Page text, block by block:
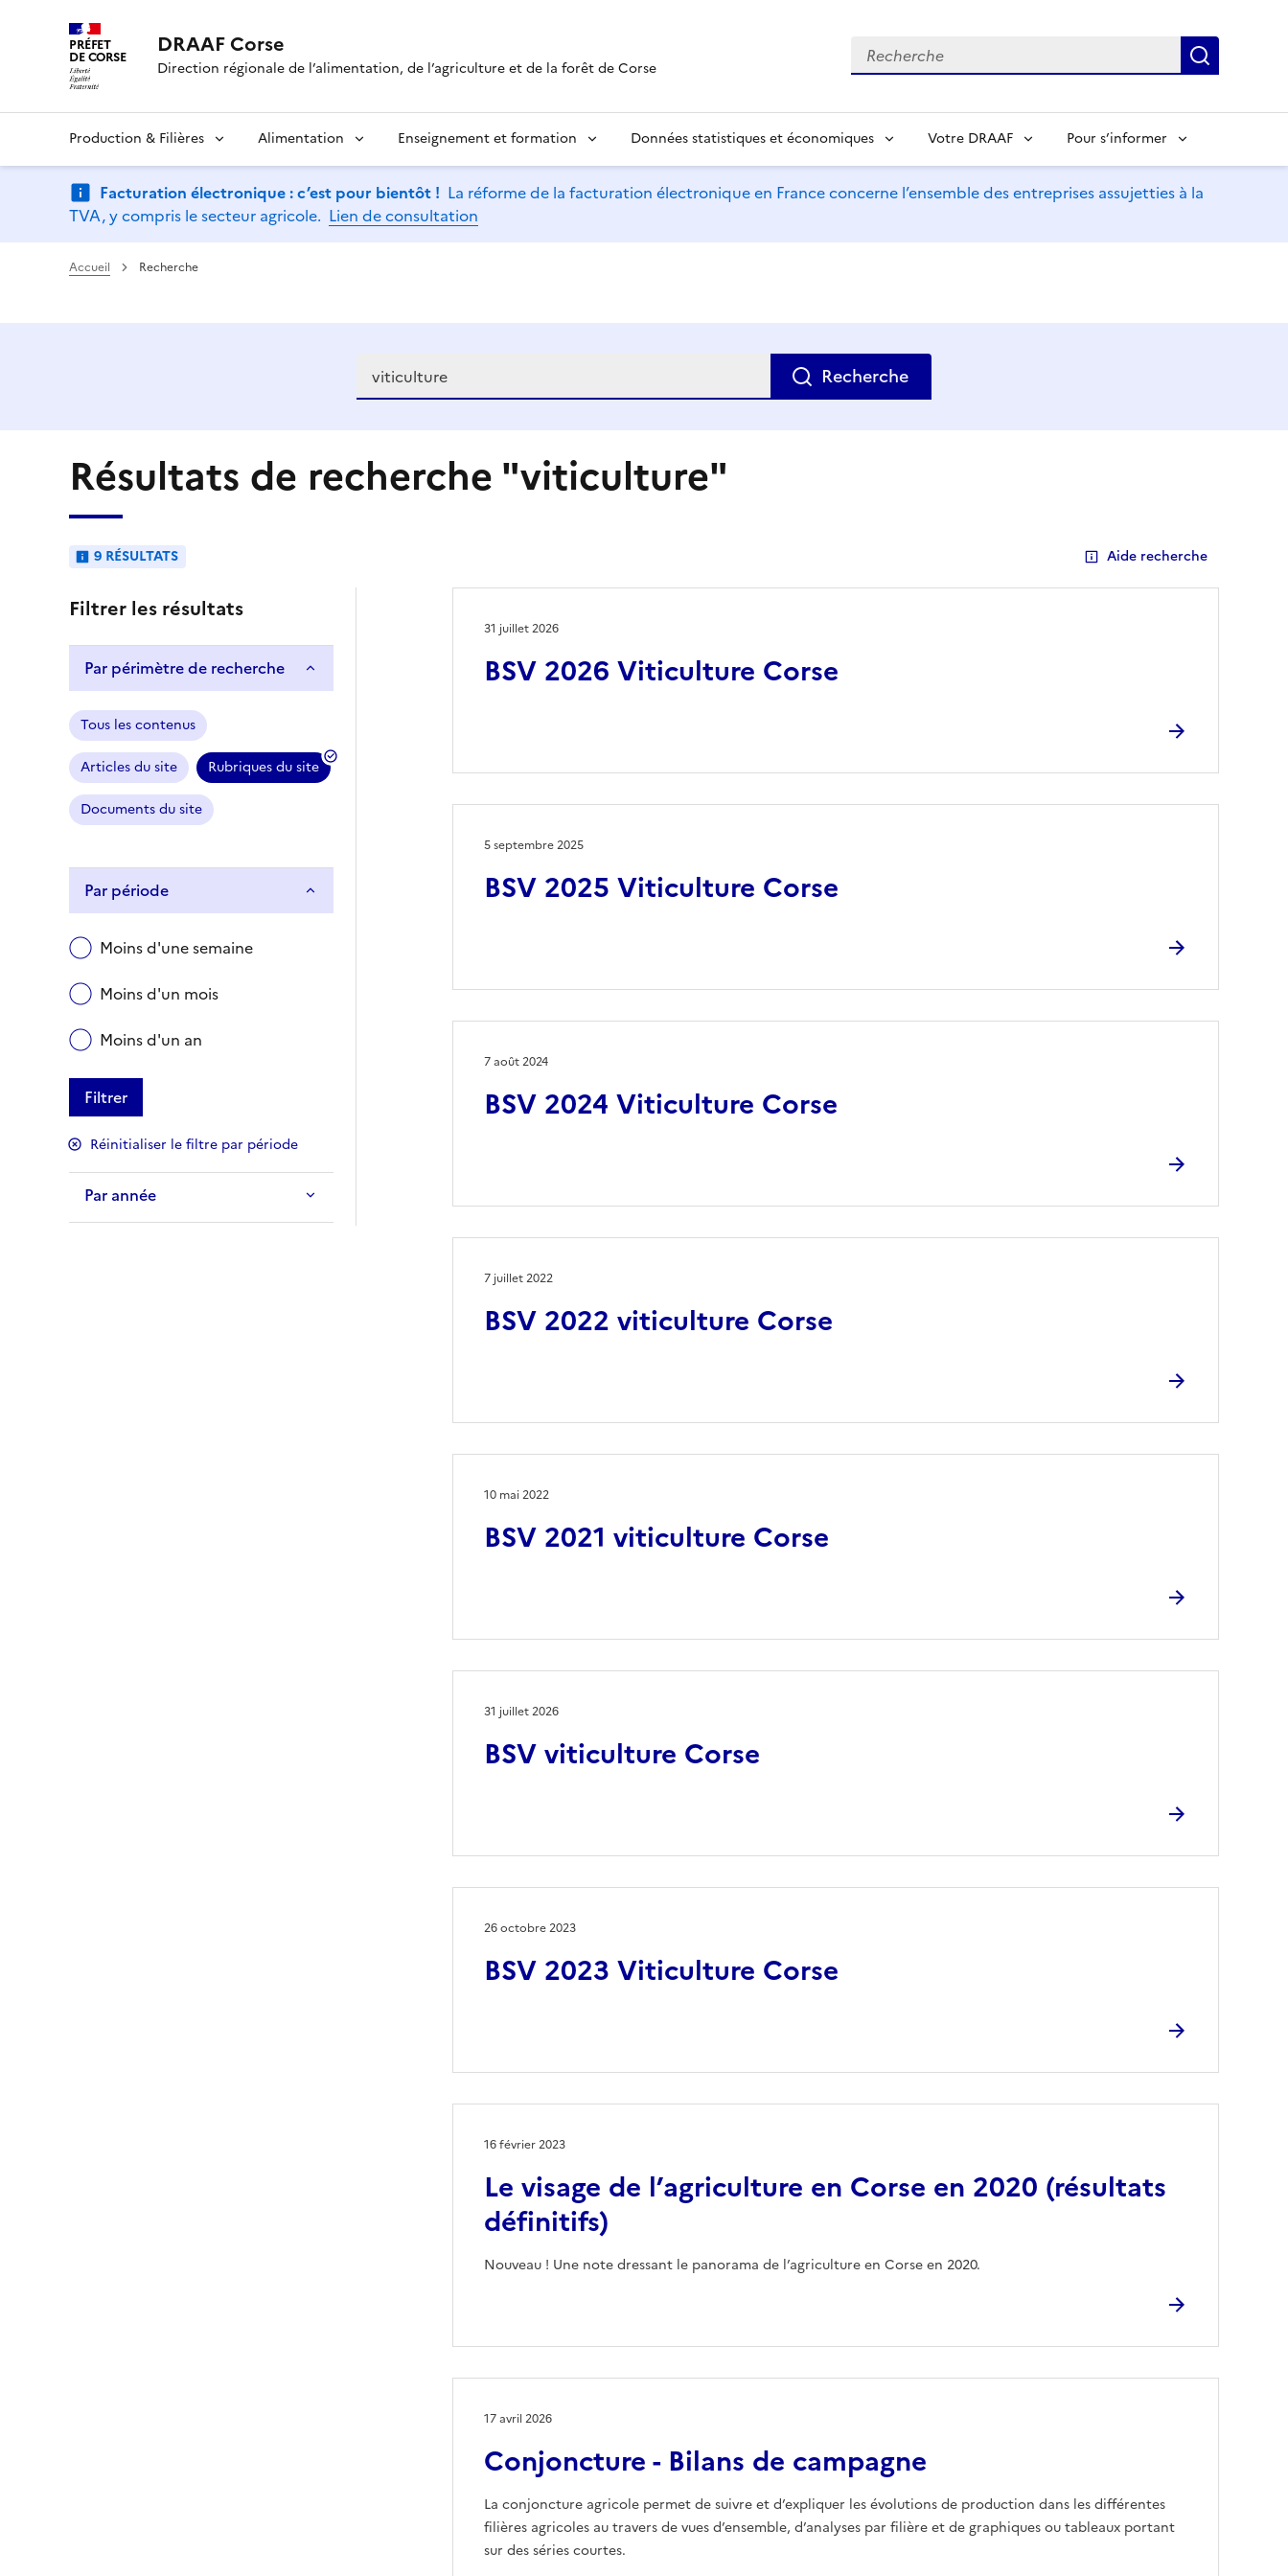
PRÉFET
DE CORSE DRAAF Corse
Direction régionale de l’alimentation, de l’agriculture et de la forêt de Corse
Recherche
Production & Filières Alimentation Enseignement et formation Données statistiques et économiques Votre DRAAF Pour s’informer
Facturation électronique : c’est pour bientôt ! La réforme de la facturation électronique en France concerne l’ensemble des entreprises assujetties à la
TVA, y compris le secteur agricole. Lien de consultation
Accueil Recherche
Recherche
Résultats de recherche "viticulture"
9 RÉSULTATS Aide recherche
Filtrer les résultats
Par périmètre de recherche
Tous les contenus
Articles du site Rubriques du site
Documents du site
Par période
Moins d'une semaine
Moins d'un mois
Moins d'un an
Filtrer
Réinitialiser le filtre par période
Par année
BSV 2026 Viticulture Corse
31 juillet 2026
BSV 2025 Viticulture Corse
5 septembre 2025
BSV 2024 Viticulture Corse
7 août 2024
BSV 2022 viticulture Corse
7 juillet 2022
BSV 2021 viticulture Corse
10 mai 2022
BSV viticulture Corse
31 juillet 2026
BSV 2023 Viticulture Corse
26 octobre 2023
Le visage de l’agriculture en Corse en 2020 (résultats
définitifs)
16 février 2023
Nouveau ! Une note dressant le panorama de l’agriculture en Corse en 2020.
Conjoncture - Bilans de campagne
17 avril 2026
La conjoncture agricole permet de suivre et d’expliquer les évolutions de production dans les différentes
filières agricoles au travers de vues d’ensemble, d’analyses par filière et de graphiques ou tableaux portant
sur des séries courtes.